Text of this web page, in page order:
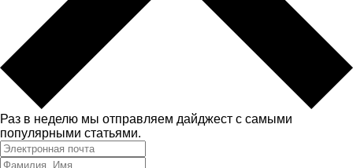
Раз в неделю мы отправляем дайджест с самыми
популярными статьями.